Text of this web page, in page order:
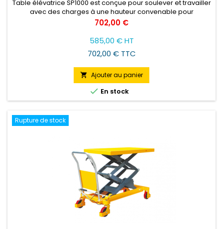
Table élévatrice SP1000 est conçue pour soulever et travailler
avec des charges à une hauteur convenable pour
l'opérateur.
Prix
702,00 €
585,00 € HT
702,00 € TTC
 Ajouter au panier
 En stock
Rupture de stock